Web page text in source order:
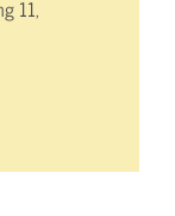
11,